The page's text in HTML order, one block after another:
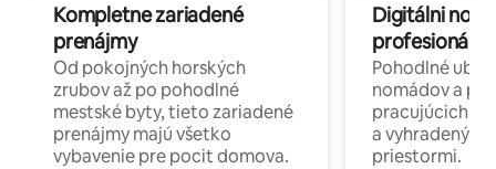
Kompletne zariadené
prenájmy
Od pokojných horských
zrubov až po pohodlné
mestské byty, tieto zariadené
prenájmy majú všetko
vybavenie pre pocit domova.
Digitálni
profesionáli
Pohodlné
nomádov a
pracujúcich
a
priestormi.